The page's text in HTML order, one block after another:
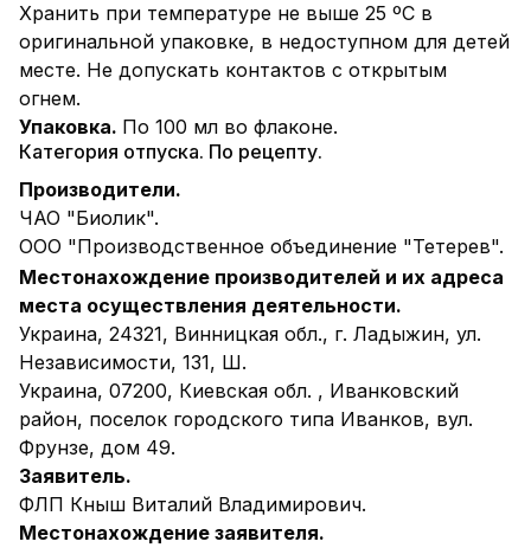
Хранить при температуре не выше 25 ºС в
оригинальной упаковке, в недоступном для детей
месте. Не допускать контактов с открытым
огнем.
Упаковка. По 100 мл во флаконе.
Категория отпуска. По рецепту.
Производители.
ЧАО "Биолик".
ООО "Производственное объединение "Тетерев".
Местонахождение производителей и их адреса
места осуществления деятельности.
Украина, 24321, Винницкая обл., г. Ладыжин, ул.
Независимости, 131, Ш.
Украина, 07200, Киевская обл. , Иванковский
район, поселок городского типа Иванков, вул.
Фрунзе, дом 49.
Заявитель.
ФЛП Кныш Виталий Владимирович.
Местонахождение заявителя.